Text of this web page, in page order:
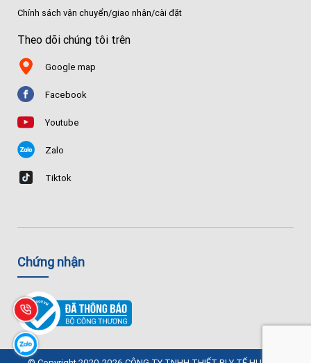
Chính sách vận chuyển/giao nhận/cài đặt
Theo dõi chúng tôi trên
Google map
Facebook
Youtube
Zalo
Tiktok
Chứng nhận